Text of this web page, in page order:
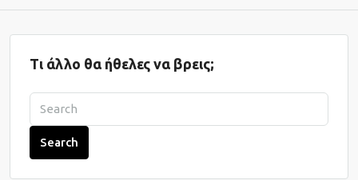
Τι άλλο θα ήθελες να βρεις;
Search